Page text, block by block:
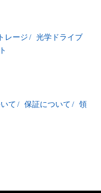
レージ/ 光学ドライブ
て/ 保証について / 領